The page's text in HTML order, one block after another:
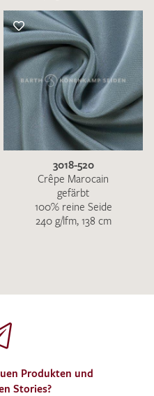
3018-520
Crêpe Marocain
gefärbt
100% reine Seide
240 g/lfm, 138 cm
Produkten und
Stories?